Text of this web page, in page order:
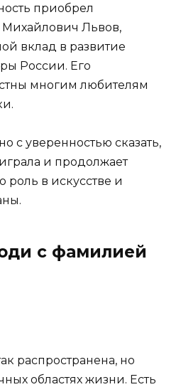
приобрел
Львов,
вклад в развитие
России. Его
многим любителям
с уверенностью сказать,
и продолжает
роль в искусстве и
с фамилией
распространена, но
областях жизни. Есть